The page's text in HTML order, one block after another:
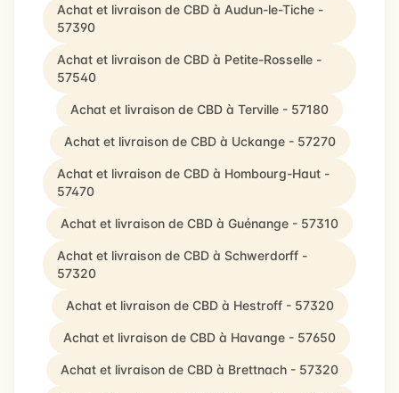
Achat et livraison de CBD à Audun-le-Tiche -
57390
Achat et livraison de CBD à Petite-Rosselle -
57540
Achat et livraison de CBD à Terville - 57180
Achat et livraison de CBD à Uckange - 57270
Achat et livraison de CBD à Hombourg-Haut -
57470
Achat et livraison de CBD à Guénange - 57310
Achat et livraison de CBD à Schwerdorff -
57320
Achat et livraison de CBD à Hestroff - 57320
Achat et livraison de CBD à Havange - 57650
Achat et livraison de CBD à Brettnach - 57320